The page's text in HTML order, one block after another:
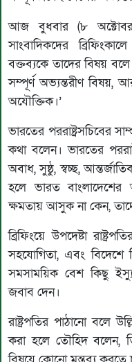
আজ বুধবার (৮ অক্টোবর)
সাংবাদিকদের
বক্তব্যকে তাদের বিষয়
সম্পূর্ণ অভ্যন্তরীণ বিষয়,
অযৌক্তিক।’
ভারতের পররাষ্ট্রসচিবের
কথা বলেন। ভারতের
অবাধ, সুষ্ঠু, স্বচ্ছ,
হলে ভারত বাংলাদেশের
ক্ষমতায় আসুক না কেন,
ব্রিফিংয়ে উপদেষ্টা
সহযোগিতা, এবং বিদেশে
সমসাময়িক বেশ কিছু ইস্যু
জবাব দেন।
রাষ্ট্রপতির পাঠানো বলে
করা হলে তৌহিদ বলেন,